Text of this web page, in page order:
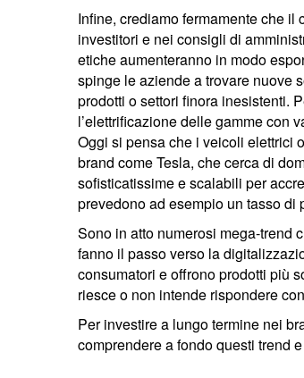
Infine, crediamo fermamente che
investitori e nei consigli di
etiche aumenteranno in modo
spinge le aziende a trovare nuove
prodotti o settori finora inesistenti.
l’elettrificazione delle gamme con
Oggi si pensa che i veicoli elettrici
brand come Tesla, che cerca di
sofisticatissime e scalabili per
prevedono ad esempio un tasso
Sono in atto numerosi mega-trend
fanno il passo verso la
consumatori e offrono prodotti più
riesce o non intende rispondere
Per investire a lungo termine nei
comprendere a fondo questi trend